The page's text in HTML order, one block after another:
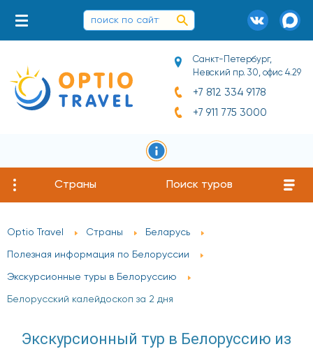
Санкт-Петербург,
Невский пр. 30, офис 4.29
+7 812 334 9178
+7 911 775 3000
Страны Поиск туров
Optio Travel Страны Беларусь
Полезная информация по Белоруссии
Экскурсионные туры в Белоруссию
Белорусский калейдоскоп за 2 дня
Экскурсионный тур в Белоруссию из